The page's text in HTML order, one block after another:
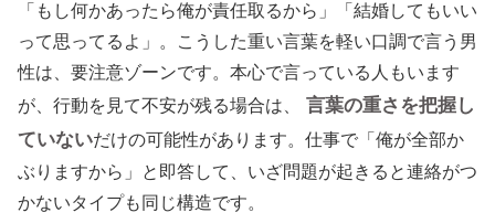
「もし何かあったら俺が責任取るから」「結婚してもいい
って思ってるよ」。こうした重い言葉を軽い口調で言う男
性は、要注意ゾーンです。本心で言っている人もいます
が、行動を見て不安が残る場合は、
言葉の重さを把握し
ていないだけの可能性があります。仕事で「俺が全部か
ぶりますから」と即答して、いざ問題が起きると連絡がつ
かないタイプも同じ構造です。